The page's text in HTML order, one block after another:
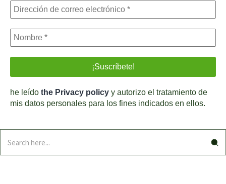
he leído the Privacy policy y autorizo el tratamiento de
mis datos personales para los fines indicados en ellos.